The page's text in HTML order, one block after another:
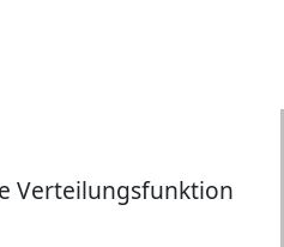
Verteilungsfunktion